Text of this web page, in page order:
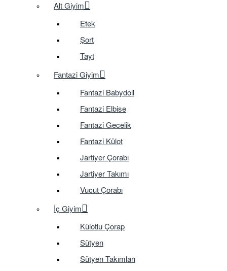
Alt Giyim
Etek
Şort
Tayt
Fantazi Giyim
Fantazi Babydoll
Fantazi Elbise
Fantazi Gecelik
Fantazi Külot
Jartiyer Çorabı
Jartiyer Takımı
Vucut Çorabı
İç Giyim
Külotlu Çorap
Sütyen
Sütyen Takımları